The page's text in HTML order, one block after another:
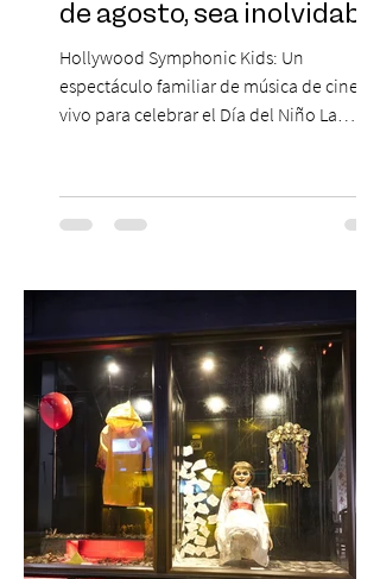
de agosto, sea inolvidable
Hollywood Symphonic Kids: Un
espectáculo familiar de música de cine en
vivo para celebrar el Día del Niño La
musical única e inolvidable con motivo del
Día del Niño. El espectáculo Hollywood
de todos los tiempos en un concierto en
sinfónica en pleno, coro y una
sorprendente puesta en escena pensada
especialmente pa